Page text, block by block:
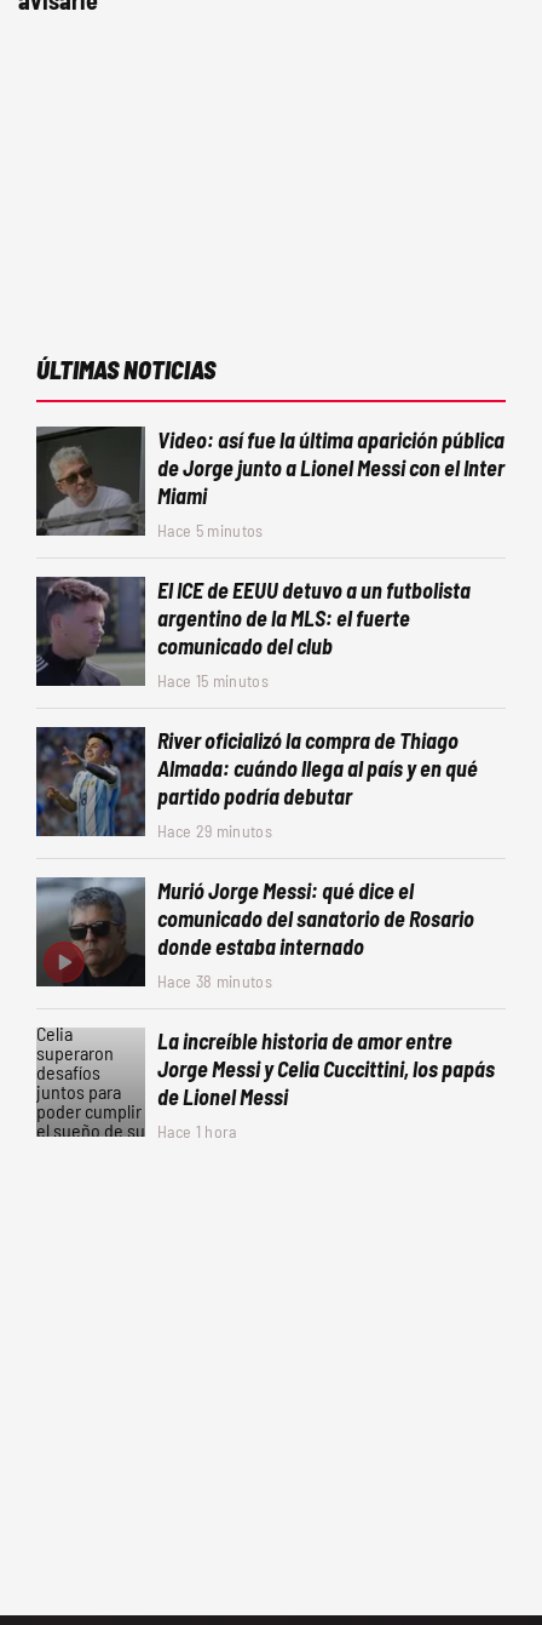
ÚLTIMAS NOTICIAS
Video: así fue la última aparición pública
de Jorge junto a Lionel Messi con el Inter
Miami
Hace 5 minutos
El ICE de EEUU detuvo a un futbolista
argentino de la MLS: el fuerte
comunicado del club
Hace 15 minutos
River oficializó la compra de Thiago
Almada: cuándo llega al país y en qué
partido podría debutar
Hace 29 minutos
Murió Jorge Messi: qué dice el
comunicado del sanatorio de Rosario
donde estaba internado
Hace 38 minutos
La increíble historia de amor entre
Jorge Messi y Celia Cuccittini, los papás
de Lionel Messi
Hace 1 hora